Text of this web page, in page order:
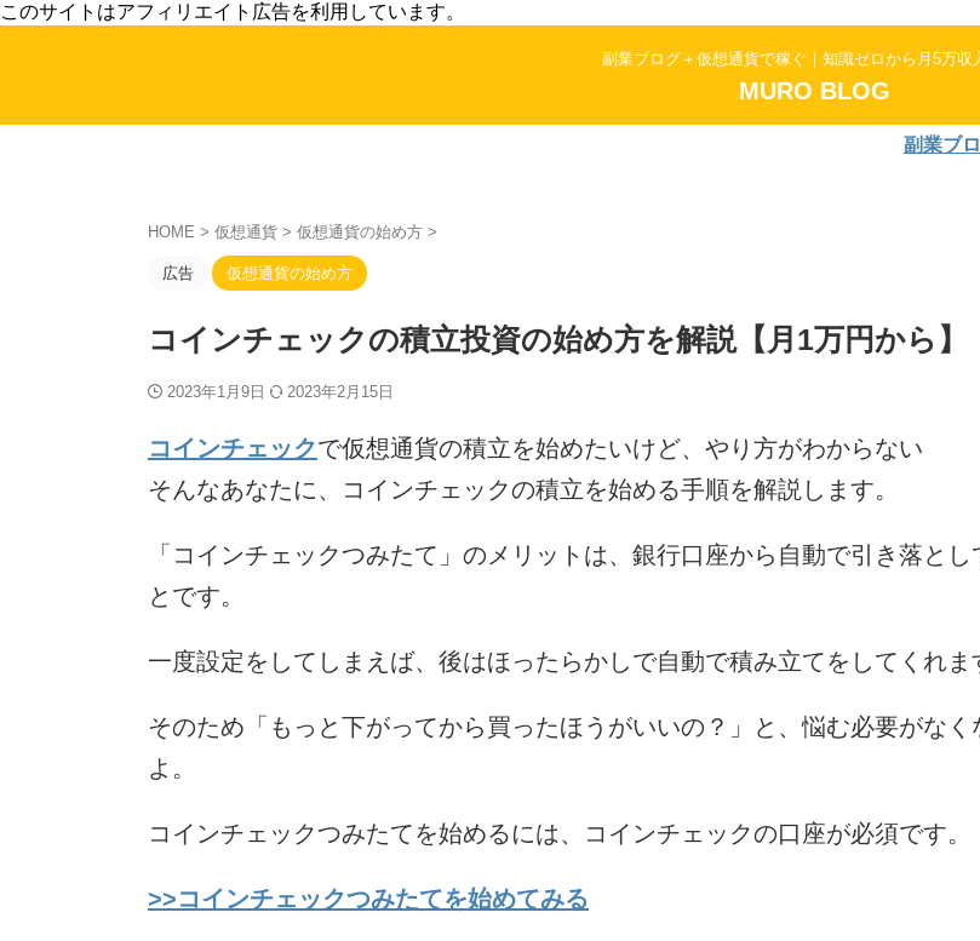
このサイトはアフィリエイト広告を利用しています。
副業ブログ＋仮想通貨で稼ぐ｜知識ゼロから月5万
MURO BLOG
副業ブログをは
HOME > 仮想通貨 > 仮想通貨の始め方 >
広告 仮想通貨の始め方
コインチェックの積立投資の始め方を解説【月1万円から】
2023年1月9日 2023年2月15日
コインチェックで仮想通貨の積立を始めたいけど、やり方がわからない
そんなあなたに、コインチェックの積立を始める手順を解説します。
「コインチェックつみたて」のメリットは、銀行口座から自動で引き落とし
とです。
一度設定をしてしまえば、後はほったらかしで自動で積み立てをしてくれま
そのため「もっと下がってから買ったほうがいいの？」と、悩む必要がなく
よ。
コインチェックつみたてを始めるには、コインチェックの口座が必須です。
>>コインチェックつみたてを始めてみる